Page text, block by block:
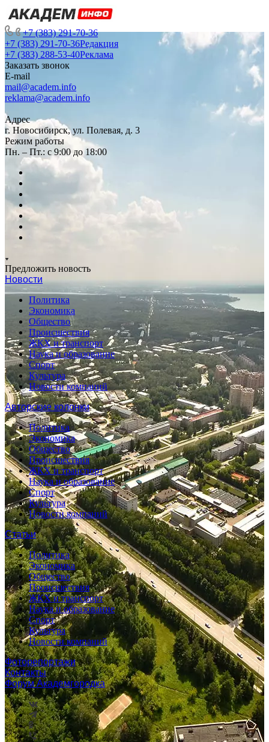
+7 (383) 291-70-36
+7 (383) 291-70-36Редакция
+7 (383) 288-53-40Реклама
Заказать звонок
E-mail
mail@academ.info
reklama@academ.info
Адрес
г. Новосибирск, ул. Полевая, д. 3
Режим работы
Пн. – Пт.: с 9:00 до 18:00
Предложить новость
Новости
Политика
Экономика
Общество
Происшествия
ЖКХ и транспорт
Наука и образование
Спорт
Культура
Новости компаний
Авторские колонки
Политика
Экономика
Общество
Происшествия
ЖКХ и транспорт
Наука и образование
Спорт
Культура
Новости компаний
Статьи
Политика
Экономика
Общество
Происшествия
ЖКХ и транспорт
Наука и образование
Спорт
Культура
Новости компаний
Фоторепортажи
Контакты
Форум Академгородка